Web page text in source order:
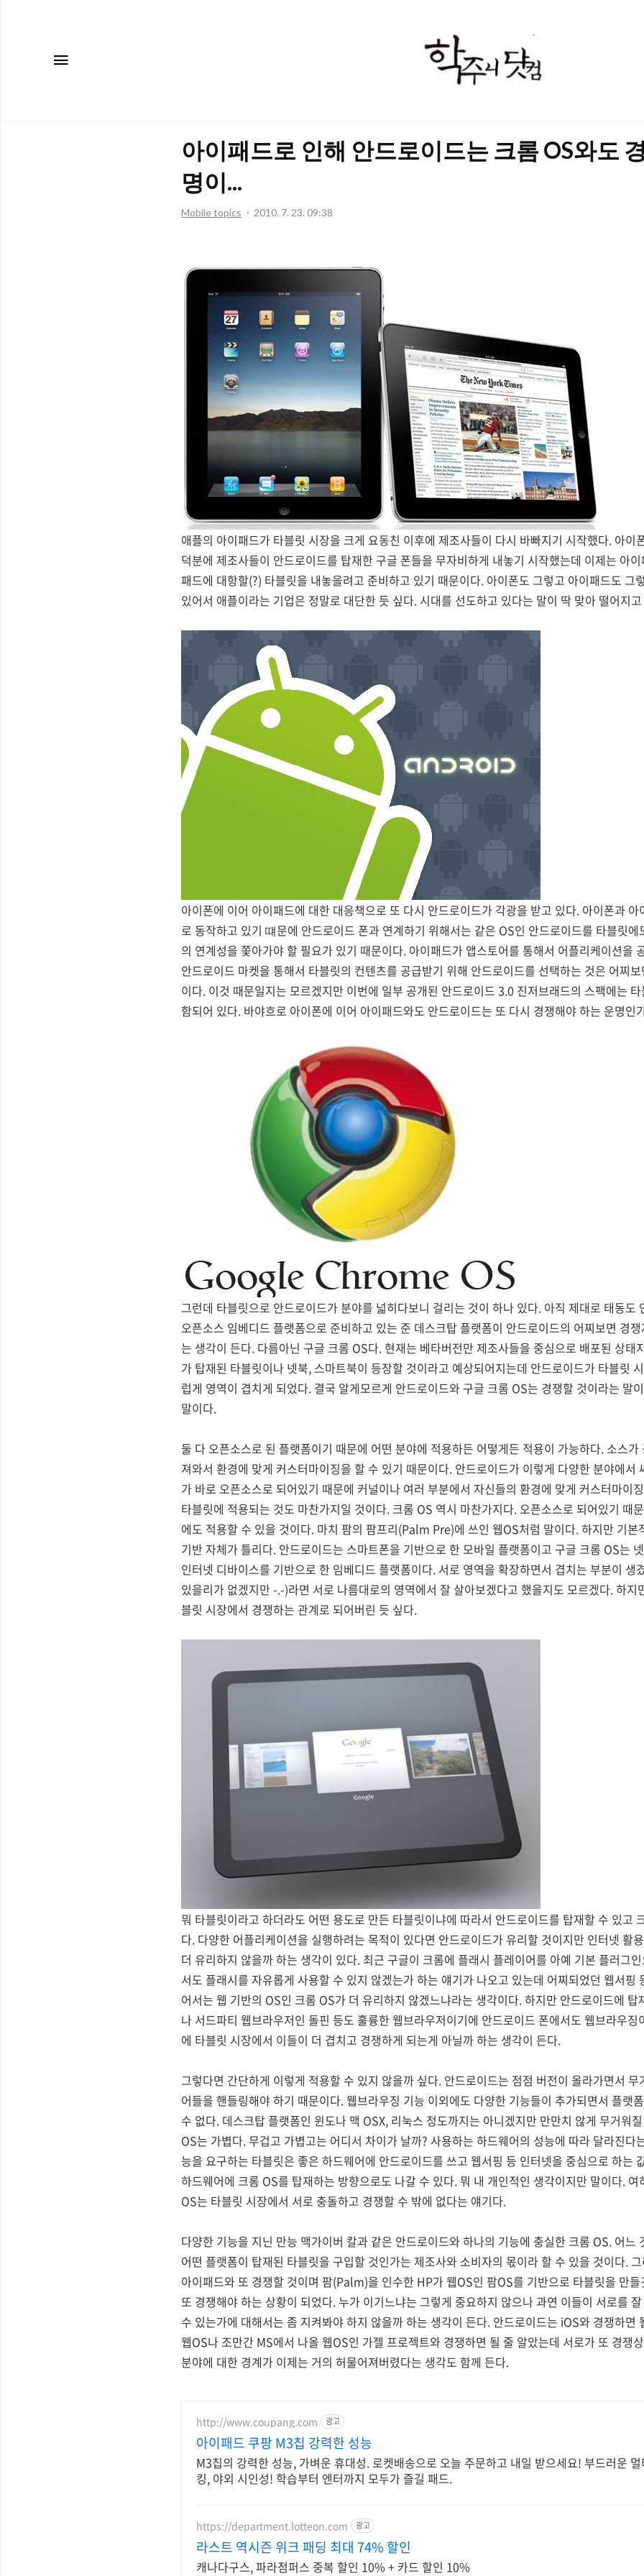
주
컴
아이패드로 인해 안드로이드는 크롬 OS와도
명이...
Mobile topics 2010. 7. 23. 09:38
애플의 아이패드가 타블릿 시장을 크게 요동친 이후에 제조사들이 다시 바빠지기 시작했다. 아이
덕분에 제조사들이 안드로이드를 탑재한 구글 폰들을 무자비하게 내놓기 시작했는데 이제는 아
패드에 대항할(?) 타블릿을 내놓을려고 준비하고 있기 때문이다. 아이폰도 그렇고 아이패드도 그
있어서 애플이라는 기업은 정말로 대단한 듯 싶다. 시대를 선도하고 있다는 말이 딱 맞아 떨어지
아이폰에 이어 아이패드에 대한 대응책으로 또 다시 안드로이드가 각광을 받고 있다. 아이폰과
로 동작하고 있기 떄문에 안드로이드 폰과 연계하기 위해서는 같은 OS인 안드로이드를 타블릿
의 연계성을 쫓아가야 할 필요가 있기 때문이다. 아이패드가 앱스토어를 통해서 어플리케이션을
안드로이드 마켓을 통해서 타블릿의 컨텐츠를 공급받기 위해 안드로이드를 선택하는 것은 어찌
이다. 이것 때문일지는 모르겠지만 이번에 일부 공개된 안드로이드 3.0 진저브래드의 스팩에는
함되어 있다. 바야흐로 아이폰에 이어 아이패드와도 안드로이드는 또 다시 경쟁해야 하는 운명인
그런데 타블릿으로 안드로이드가 분야를 넓히다보니 걸리는 것이 하나 있다. 아직 제대로 태동도
오픈소스 임베디드 플랫폼으로 준비하고 있는 준 데스크탑 플랫폼이 안드로이드의 어찌보면 경
는 생각이 든다. 다름아닌 구글 크롬 OS다. 현재는 베타버전만 제조사들을 중심으로 배포된 상태
가 탑재된 타블릿이나 넷북, 스마트북이 등장할 것이라고 예상되어지는데 안드로이드가 타블릿
럽게 영역이 겹치게 되었다. 결국 알게모르게 안드로이드와 구글 크롬 OS는 경쟁할 것이라는 말
말이다.
둘 다 오픈소스로 된 플랫폼이기 때문에 어떤 분야에 적용하든 어떻게든 적용이 가능하다. 소스
져와서 환경에 맞게 커스터마이징을 할 수 있기 때문이다. 안드로이드가 이렇게 다양한 분야에서
가 바로 오픈소스로 되어있기 때문에 커널이나 여러 부분에서 자신들의 환경에 맞게 커스터마이
타블릿에 적용되는 것도 마찬가지일 것이다. 크롬 OS 역시 마찬가지다. 오픈소스로 되어있기 때
에도 적용할 수 있을 것이다. 마치 팜의 팜프리(Palm Pre)에 쓰인 웹OS처럼 말이다. 하지만 기본
기반 자체가 틀리다. 안드로이드는 스마트폰을 기반으로 한 모바일 플랫폼이고 구글 크롬 OS는
인터넷 디바이스를 기반으로 한 임베디드 플랫폼이다. 서로 영역을 확장하면서 겹치는 부분이 생
있을리가 없겠지만 -.-)라면 서로 나름대로의 영역에서 잘 살아보겠다고 했을지도 모르겠다. 하지
블릿 시장에서 경쟁하는 관계로 되어버린 듯 싶다.
뭐 타블릿이라고 하더라도 어떤 용도로 만든 타블릿이냐에 따라서 안드로이드를 탑재할 수 있고
다. 다양한 어플리케이션을 실행하려는 목적이 있다면 안드로이드가 유리할 것이지만 인터넷 활
더 유리하지 않을까 하는 생각이 있다. 최근 구글이 크롬에 플래시 플레이어를 아예 기본 플러그
서도 플래시를 자유롭게 사용할 수 있지 않겠는가 하는 얘기가 나오고 있는데 어찌되었던 웹서핑
어서는 웹 기반의 OS인 크롬 OS가 더 유리하지 않겠느냐라는 생각이다. 하지만 안드로이드에 탑
나 서드파티 웹브라우저인 돌핀 등도 훌륭한 웹브라우저이기에 안드로이드 폰에서도 웹브라우징
에 타블릿 시장에서 이들이 더 겹치고 경쟁하게 되는게 아닐까 하는 생각이 든다.
그렇다면 간단하게 이렇게 적용할 수 있지 않을까 싶다. 안드로이드는 점점 버전이 올라가면서
어들을 핸들링해야 하기 때문이다. 웹브라우징 기능 이외에도 다양한 기능들이 추가되면서 플랫
수 없다. 데스크탑 플랫폼인 윈도나 맥 OSX, 리눅스 정도까지는 아니겠지만 만만치 않게 무거워
OS는 가볍다. 무겁고 가볍고는 어디서 차이가 날까? 사용하는 하드웨어의 성능에 따라 달라진다
능을 요구하는 타블릿은 좋은 하드웨어에 안드로이드를 쓰고 웹서핑 등 인터넷을 중심으로 하는
하드웨어에 크롬 OS를 탑재하는 방향으로도 나갈 수 있다. 뭐 내 개인적인 생각이지만 말이다.
OS는 타블릿 시장에서 서로 충돌하고 경쟁할 수 밖에 없다는 얘기다.
다양한 기능을 지닌 만능 맥가이버 칼과 같은 안드로이드와 하나의 기능에 충실한 크롬 OS. 어느
어떤 플랫폼이 탑재된 타블릿을 구입할 것인가는 제조사와 소비자의 몫이라 할 수 있을 것이다.
아이패드와 또 경쟁할 것이며 팜(Palm)을 인수한 HP가 웹OS인 팜OS를 기반으로 타블릿을 만
또 경쟁해야 하는 상황이 되었다. 누가 이기느냐는 그렇게 중요하지 않으나 과연 이들이 서로를
수 있는가에 대해서는 좀 지켜봐야 하지 않을까 하는 생각이 든다. 안드로이드는 iOS와 경쟁하면
웹OS나 조만간 MS에서 나올 웹OS인 가젤 프로젝트와 경쟁하면 될 줄 알았는데 서로가 또 경쟁
분야에 대한 경계가 이제는 거의 허물어져버렸다는 생각도 함께 든다.
http://www.coupang.com 광고
아이패드 쿠팡 M3칩 강력한 성능
M3칩의 강력한 성능, 가벼운 휴대성. 로켓배송으로 오늘 주문하고 내일 받으세요! 부드러운
킹, 야외 시인성! 학습부터 엔터까지 모두가 즐길 패드.
https://department.lotteon.com 광고
라스트 역시즌 위크 패딩 최대 74% 할인
캐나다구스, 파라점퍼스 중복 할인 10% + 카드 할인 10%